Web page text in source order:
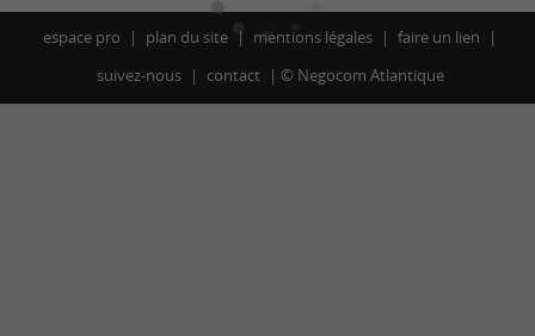
espace pro plan du site mentions légales
faire un lien
suivez-nous
contact © Negocom Atlantique